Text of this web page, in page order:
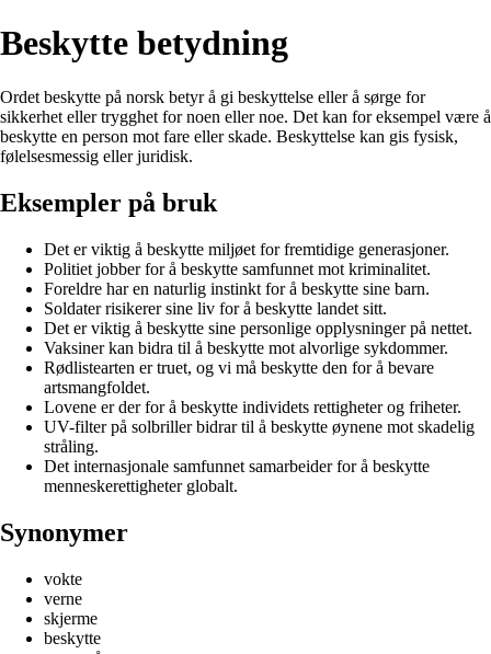
Beskytte betydning
Ordet beskytte på norsk betyr å gi beskyttelse eller å sørge for
sikkerhet eller trygghet for noen eller noe. Det kan for eksempel være å
beskytte en person mot fare eller skade. Beskyttelse kan gis fysisk,
følelsesmessig eller juridisk.
Eksempler på bruk
Det er viktig å beskytte miljøet for fremtidige generasjoner.
Politiet jobber for å beskytte samfunnet mot kriminalitet.
Foreldre har en naturlig instinkt for å beskytte sine barn.
Soldater risikerer sine liv for å beskytte landet sitt.
Det er viktig å beskytte sine personlige opplysninger på nettet.
Vaksiner kan bidra til å beskytte mot alvorlige sykdommer.
Rødlistearten er truet, og vi må beskytte den for å bevare
artsmangfoldet.
Lovene er der for å beskytte individets rettigheter og friheter.
UV-filter på solbriller bidrar til å beskytte øynene mot skadelig
stråling.
Det internasjonale samfunnet samarbeider for å beskytte
menneskerettigheter globalt.
Synonymer
vokte
verne
skjerme
beskytte